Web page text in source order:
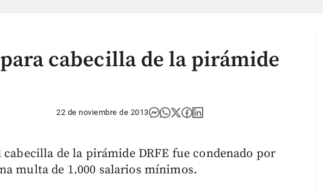
cabecilla de la pirámide
22 de noviembre de 2013
de la pirámide DRFE fue condenado por
multa de 1.000 salarios mínimos.